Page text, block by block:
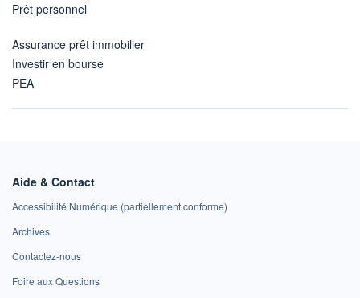
Prêt personnel
Assurance prêt immobilier
Investir en bourse
PEA
Aide & Contact
Accessibilité Numérique (partiellement conforme)
Archives
Contactez-nous
Foire aux Questions